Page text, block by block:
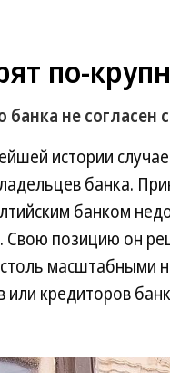
по-
не согласен
истории
банка.
банком
позицию он
масштабными
кредиторов